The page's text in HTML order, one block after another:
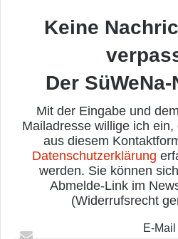
Keine
Der
Mit der Eingabe und
Mailadresse willige ich
aus diesem
Datenschutzerklärung
werden. Sie können
Abmelde-Link im
(Widerrufsrecht
E-Mail